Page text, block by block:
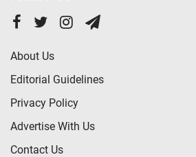
About Us
Editorial Guidelines
Privacy Policy
Advertise With Us
Contact Us